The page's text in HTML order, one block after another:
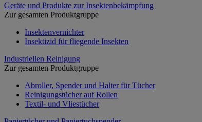
Geräte und Produkte zur Insektenbekämpfung
Zur gesamten Produktgruppe
Insektenvernichter
Insektizid für fliegende Insekten
Industriellen Reinigung
Zur gesamten Produktgruppe
Abroller, Spender und Halter für Tücher
Reinigungstücher auf Rollen
Textil- und Vliestücher